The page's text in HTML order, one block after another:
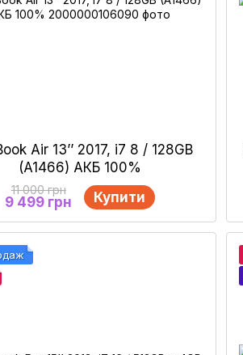
Air 13’’ 2017, i7 8 / 128GB
(A1466) АКБ 100%
11 000 грн
9 499 грн Купити